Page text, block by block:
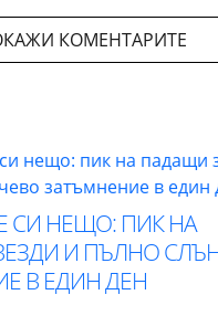
КОМЕНТАРИТЕ
СИ НЕЩО: ПИК НА
И ПЪЛНО
В ЕДИН ДЕН